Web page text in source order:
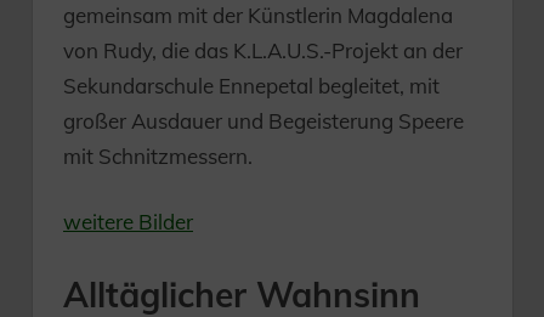
gemeinsam mit der Künstlerin Magdalena
von Rudy, die das K.L.A.U.S.-Projekt an der
Sekundarschule Ennepetal begleitet, mit
großer Ausdauer und Begeisterung Speere
mit Schnitzmessern.
weitere Bilder
Alltäglicher Wahnsinn